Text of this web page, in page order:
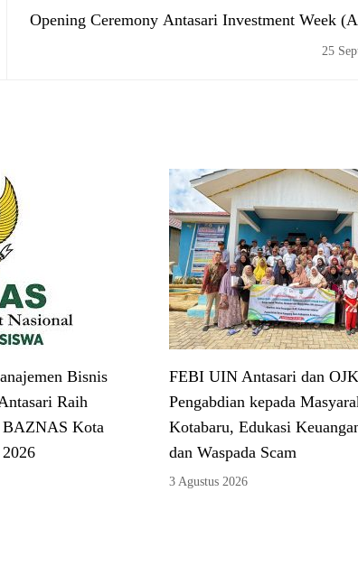
Opening Ceremony Antasari Investment Week
& TILIK: OJK Tekankan Pentingnya
25
Bisnis
Raih
BAZNAS Kota
FEBI UIN Antasari dan
Pengabdian kepada
Kotabaru, Edukasi
dan Waspada Scam
3 Agustus 2026